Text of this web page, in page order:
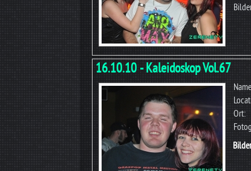
16.10.10 - Kaleidoskop Vol.67
Ort: